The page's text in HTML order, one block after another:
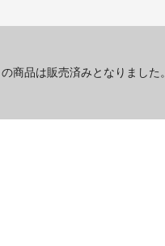
商品は販売済みとなりました。